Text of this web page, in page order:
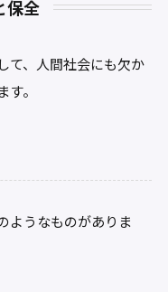
保全
て、人間社会にも欠か
。
ようなものがありま